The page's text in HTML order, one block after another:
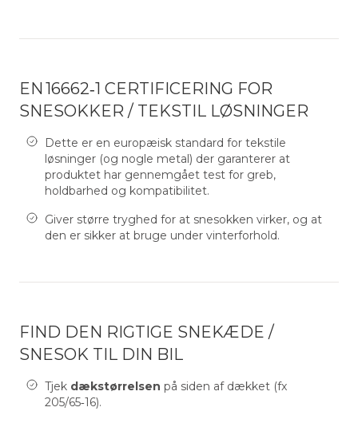
EN 16662‑1 CERTIFICERING FOR
SNESOKKER / TEKSTIL LØSNINGER
Dette er en europæisk standard for tekstile
løsninger (og nogle metal) der garanterer at
produktet har gennemgået test for greb,
holdbarhed og kompatibilitet.
Giver større tryghed for at snesokken virker, og at
den er sikker at bruge under vinterforhold.
FIND DEN RIGTIGE SNEKÆDE /
SNESOK TIL DIN BIL
Tjek dækstørrelsen på siden af dækket (fx
205/65‑16).